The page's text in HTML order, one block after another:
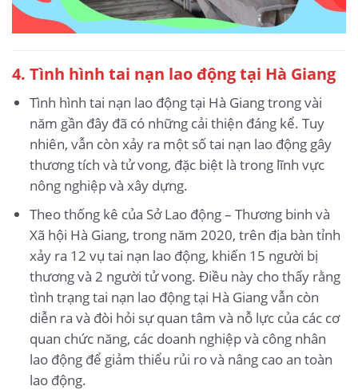
4. Tình hình tai nạn lao độngtại Hà Giang
Tình hình tai nạn lao động tại Hà Giang trong vài
năm gần đây đã có những cải thiện đáng kể. Tuy
nhiên, vẫn còn xảy ra một số tai nạn lao động gây
thương tích và tử vong, đặc biệt là trong lĩnh vực
nông nghiệp và xây dựng.
Theo thống kê của Sở Lao động – Thương binh và
Xã hội Hà Giang, trong năm 2020, trên địa bàn tỉnh
xảy ra 12 vụ tai nạn lao động, khiến 15 người bị
thương và 2 người tử vong. Điều này cho thấy rằng
tình trạng tai nạn lao động tại Hà Giang vẫn còn
diễn ra và đòi hỏi sự quan tâm và nỗ lực của các cơ
quan chức năng, các doanh nghiệp và công nhân
lao động để giảm thiểu rủi ro và nâng cao an toàn
lao động.